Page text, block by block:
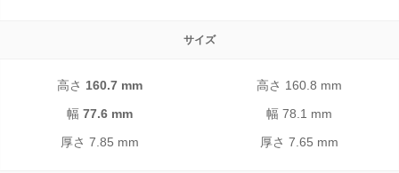
サイズ
高さ 160.7 mm
幅 77.6 mm
厚さ 7.85 mm
高さ 160.8 mm
幅 78.1 mm
厚さ 7.65 mm